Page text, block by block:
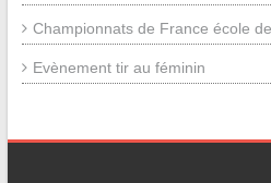
Championnats de France école
Evènement tir au féminin